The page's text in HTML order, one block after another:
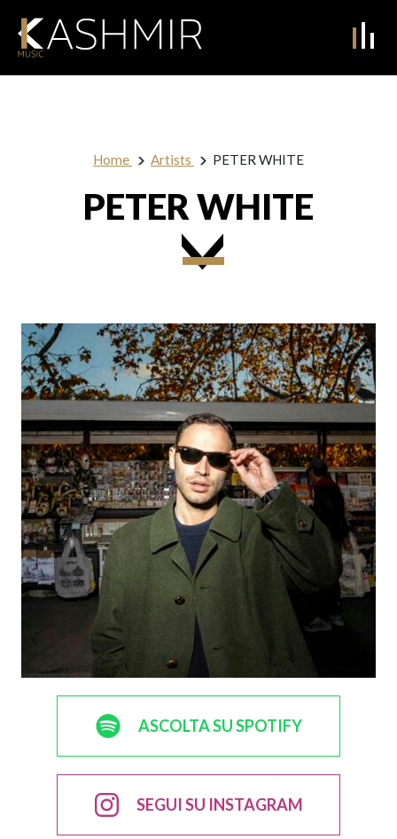
Home Artists PETER WHITE
PETER WHITE
ASCOLTA SU SPOTIFY
SEGUI SU INSTAGRAM